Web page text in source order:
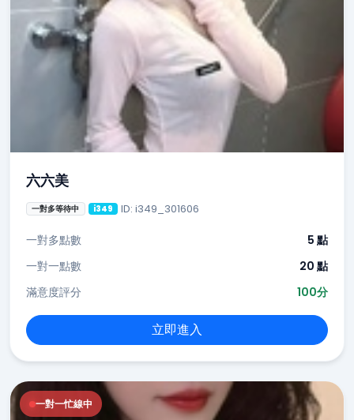
六六美
一對多等待中 i349 ID: i349_301606
一對多點數
5 點
一對一點數
20 點
滿意度評分
100分
立即進入
一對一忙線中